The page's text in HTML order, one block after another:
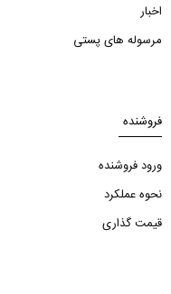
اخبار
مرسوله های پستی
فروشنده
ورود فروشنده
نحوه عملکرد
قیمت گذاری